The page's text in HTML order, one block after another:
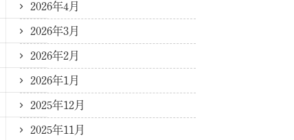
2026年4月
2026年3月
2026年2月
2026年1月
2025年12月
2025年11月